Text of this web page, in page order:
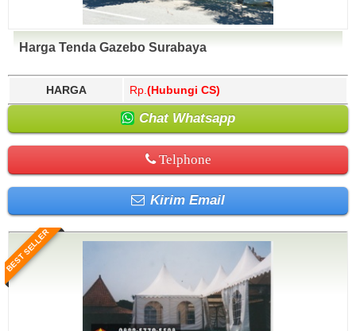
Harga Tenda Gazebo Surabaya
HARGA Rp. (Hubungi CS)
Chat Whatsapp
Telphone
Kirim Email
BEST SELLER